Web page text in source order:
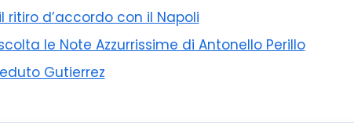
ritiro d’accordo con il Napoli
Ascolta le Note Azzurrissime di Antonello Perillo
Gutierrez